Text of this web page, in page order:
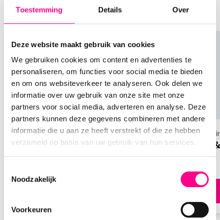
Toestemming Details Over
Deze website maakt gebruik van cookies
We gebruiken cookies om content en advertenties te
personaliseren, om functies voor social media te bieden
en om ons websiteverkeer te analyseren. Ook delen we
informatie over uw gebruik van onze site met onze
partners voor social media, adverteren en analyse. Deze
partners kunnen deze gegevens combineren met andere
informatie die u aan ze heeft verstrekt of die ze hebben
verzameld op basis van uw gebruik van hun services.
Noodzakelijk
Voorkeuren
Tuinbon
Waar kan ik de Nationale Tuinbon inleveren?
De Nationale Tuinbon is in te leveren bij meer dan
125 zelfstandige tuincentra, waaronder GroenRijk,
Intratuin, Life & Garden, Ranzijn Tuin en Dier, en
Tuinland, verspreid over Nederland.
Nationale Tuinbon waar te koop?
€10,00 tot €150,00) en hebt de optie om een
werkdagen vóór 17:00 uur worden dezelfde dag
nog verzonden.
ook inspireren voor andere cadeaus
Keuze cadeaukaarten
Nationale Keuze Cadeaukaart Huis